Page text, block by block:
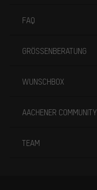
FAQ
GRÖSSENBERATUNG
WUNSCHBOX
AACHENER COMMUNITY
TEAM